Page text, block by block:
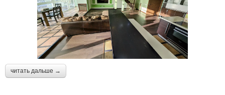
читать дальше →